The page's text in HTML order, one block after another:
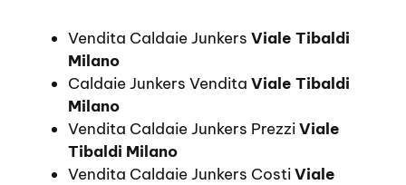
Vendita Caldaie Junkers Viale Tibaldi
Milano
Caldaie Junkers Vendita Viale Tibaldi
Milano
Vendita Caldaie Junkers PrezziViale
Tibaldi Milano
Vendita Caldaie Junkers CostiViale